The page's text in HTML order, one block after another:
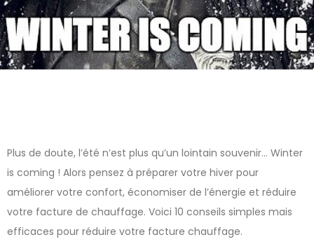
Plus de doute, l’été n’est plus qu’un lointain souvenir… Winter
is coming ! Alors pensez à préparer votre hiver pour
améliorer votre confort, économiser de l’énergie et réduire
votre facture de chauffage. Voici 10 conseils simples mais
efficaces pour réduire votre facture chauffage.